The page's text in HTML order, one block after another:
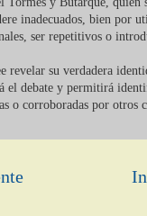
inadecuados, bien por
ser repetitivos o
revelar su verdadera
debate y permitirá
o corroboradas por otros